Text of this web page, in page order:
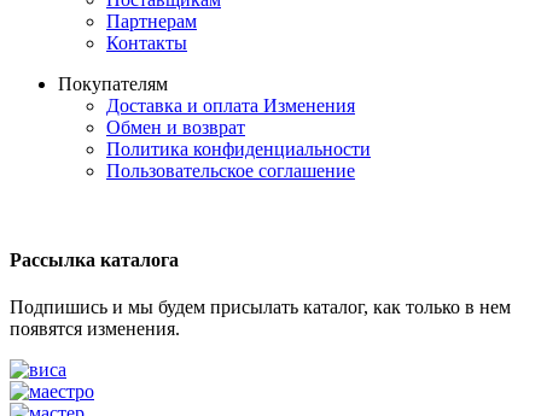
Партнерам
Контакты
Покупателям
Доставка и оплата Изменения
Обмен и возврат
Политика конфиденциальности
Пользовательское соглашение
Рассылка каталога
Подпишись и мы будем присылать каталог, как только в нем
появятся изменения.